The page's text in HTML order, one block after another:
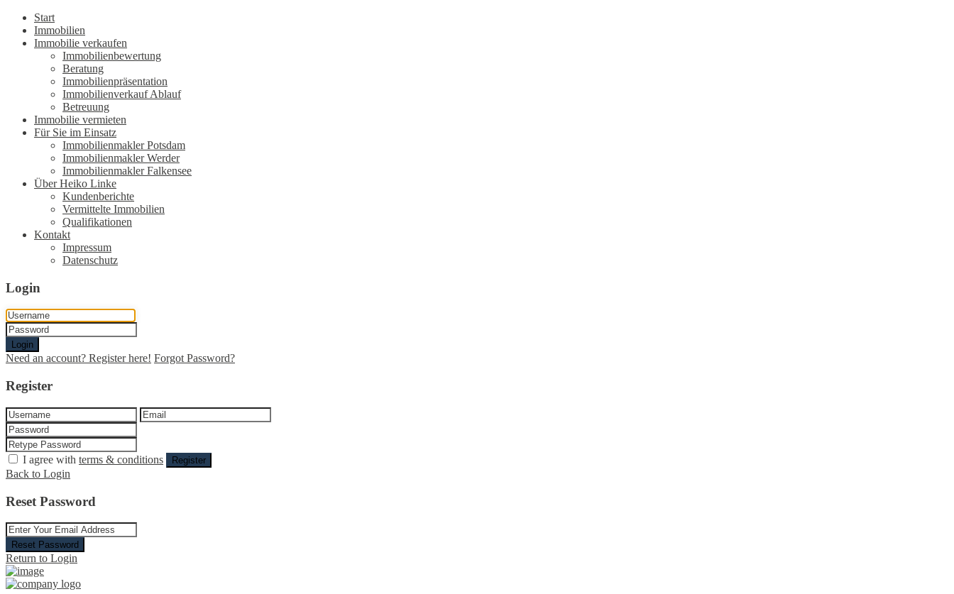
Start
Immobilien
Immobilie verkaufen
Immobilienbewertung
Beratung
Immobilienpräsentation
Immobilienverkauf Ablauf
Betreuung
Immobilie vermieten
Für Sie im Einsatz
Immobilienmakler Potsdam
Immobilienmakler Werder
Immobilienmakler Falkensee
Über Heiko Linke
Kundenberichte
Vermittelte Immobilien
Qualifikationen
Kontakt
Impressum
Datenschutz
Login
Login
Need an account? Register here! Forgot Password?
Register
I agree with terms & conditions Register
Back to Login
Reset Password
Reset Password
Return to Login